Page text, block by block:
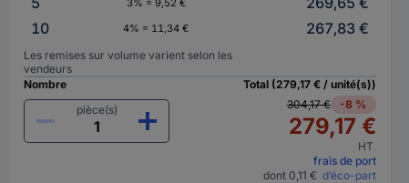
3% = 9,52 €
10
4% = 11,34 € 267,83 €
Les remises sur volume varient selon les
vendeurs
Nombre
pièce(s)
Total (279,17 € / unité(s))
304,17 €
-8 %
279,17 €
HT
frais de port
dont 0,11 € d’éco-part